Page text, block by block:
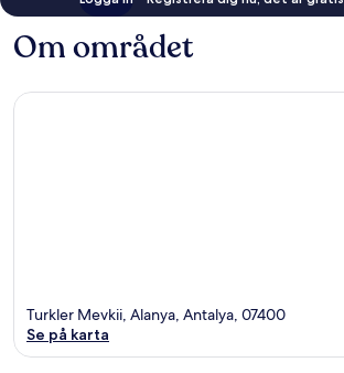
Om området
Turkler Mevkii, Alanya, Antalya, 07400
Se på karta